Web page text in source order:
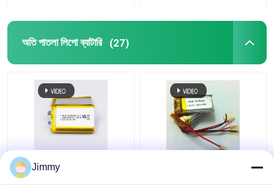
অতি পাতলা লিপো ব্যাটারি (27)
আল্ট্রা থিন লি-আয়ন পলিমার ৩.৭
ভি ১৮০০ এমএএইচ লিপো ব্যাটারি
আল্ট্রা থিন লিথিয়াম ব্যাটারি পলিমার
Jimmy